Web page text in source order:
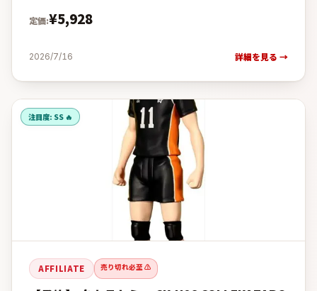
購入完全ガ
定価:¥5,928
2026/7/16 詳細を見る →
注目度: SS 🔥
AFFILIATE 売り切れ必至 ⚠️